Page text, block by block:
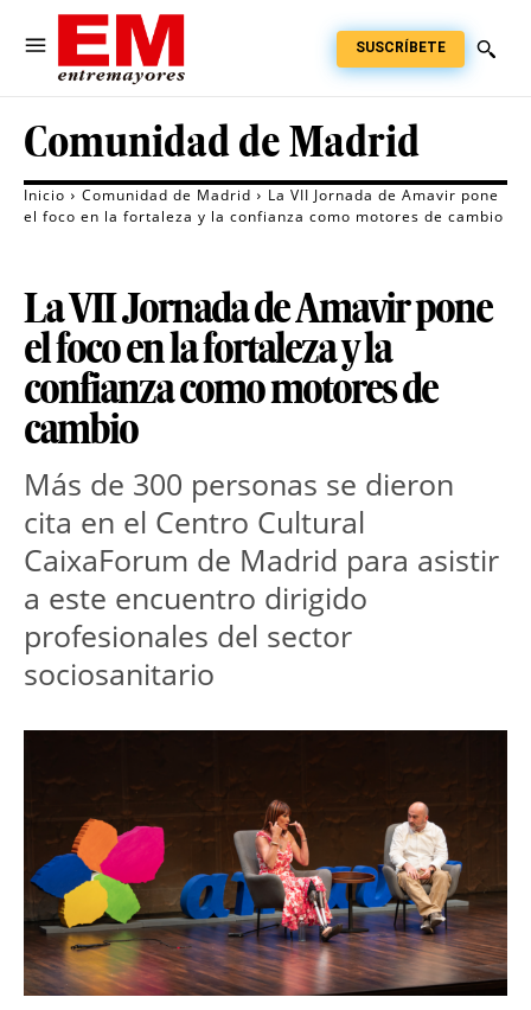
SUSCRÍBETE
Comunidad de Madrid
Inicio Comunidad de Madrid
La VII Jornada de Amavir pone
el foco en la fortaleza y la confianza como motores de cambio
La VII Jornada de Amavir pone
el foco en la fortaleza y la
confianza como motores de
cambio
Más de 300 personas se dieron
cita en el Centro Cultural
CaixaForum de Madrid para asistir
a este encuentro dirigido
profesionales del sector
sociosanitario